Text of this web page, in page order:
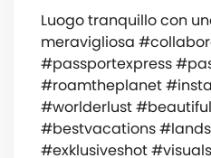
Luogo tranquillo con
meravigliosa
#passportexpress
#roamtheplanet
#worlderlust
#bestvacations
#exklusiveshot